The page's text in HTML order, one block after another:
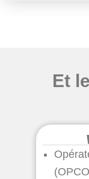
Et